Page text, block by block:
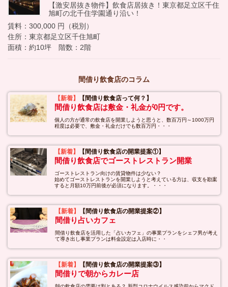
【激安居抜き物件】飲食店居抜き！東京都足立区千住
旭町の北千住学園通り沿い！
賃料：300,000 円（税別）
住所：東京都足立区千住旭町
面積：約10坪 階数：2階
間借り飲食店のコラム
【新着】 【間借り飲食店って何？】
間借り飲食店は敷金・礼金が0円です。
個人の方が通常の飲食店を開業しようと思うと、数百万円～1000万円
程度は必要で、敷金・礼金だけでも数百万円・・・
【新着】 【間借り飲食店の開業提案①】
間借り飲食店でゴーストレストラン開業
ゴーストレストラン向けの賃貸物件は少ない？
始めてゴーストレストランを開業しようと考えている方は、収支を勘案
すると月額10万円前後が必須になります。・・・
【新着】 【間借り飲食店の開業提案②】
間借り占いカフェ
間借り飲食店を活用した「占いカフェ」の事業プランをシェフ男が考え
て導き出し事業プランは料金設定は入店時に・・
【新着】 【間借り飲食店の開業提案③】
間借りで朝からカレー店